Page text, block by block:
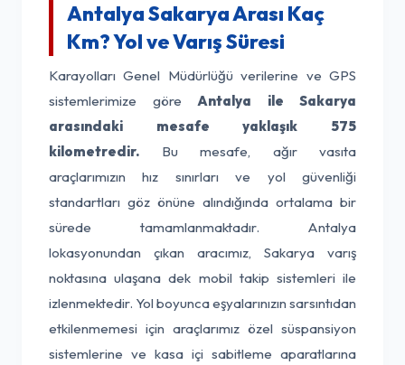
Antalya Sakarya Arası Kaç
Km? Yol ve Varış Süresi
Karayolları Genel Müdürlüğü verilerine ve GPS
sistemlerimize göre Antalya ile Sakarya
arasındaki mesafe yaklaşık 575
kilometredir. Bu mesafe, ağır vasıta
araçlarımızın hız sınırları ve yol güvenliği
standartları göz önüne alındığında ortalama bir
sürede tamamlanmaktadır. Antalya
lokasyonundan çıkan aracımız, Sakarya varış
noktasına ulaşana dek mobil takip sistemleri ile
izlenmektedir. Yol boyunca eşyalarınızın sarsıntıdan
etkilenmemesi için araçlarımız özel süspansiyon
sistemlerine ve kasa içi sabitleme aparatlarına